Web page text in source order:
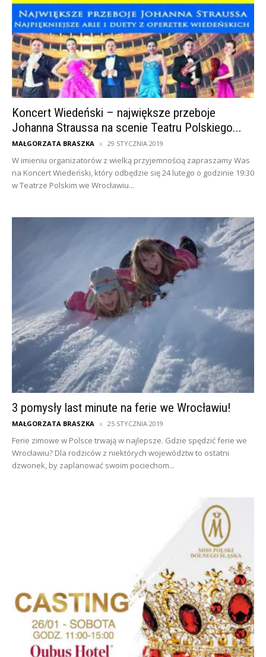
Koncert Wiedeński – największe przeboje
Johanna Straussa na scenie Teatru Polskiego...
MAŁGORZATA BRASZKA 29 STYCZNIA 2019
W imieniu organizatorów z wielką przyjemnością zapraszamy Was
na Koncert Wiedeński, który odbędzie się 24 lutego o godzinie 19:30
w Teatrze Polskim we Wrocławiu...
3 pomysły last minute na ferie we Wrocławiu!
MAŁGORZATA BRASZKA 25 STYCZNIA 2019
Ferie zimowe w Polsce trwają w najlepsze. Gdzie spędzić ferie we
Wrocławiu? Dla rodziców z niektórych województw to ostatni
dzwonek, by zaplanować swoim pociechom...